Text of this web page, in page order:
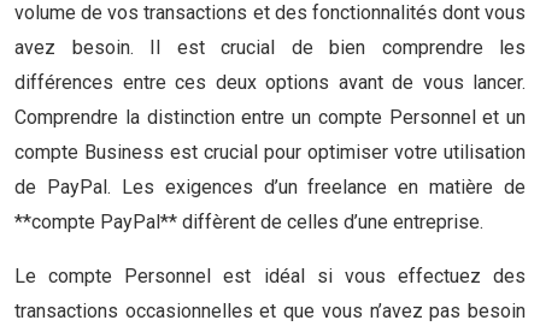
volume de vos transactions et des fonctionnalités dont vous
avez besoin. Il est crucial de bien comprendre les
différences entre ces deux options avant de vous lancer.
Comprendre la distinction entre un compte Personnel et un
compte Business est crucial pour optimiser votre utilisation
de PayPal. Les exigences d’un freelance en matière de
**compte PayPal** diffèrent de celles d’une entreprise.
Le compte Personnel est idéal si vous effectuez des
transactions occasionnelles et que vous n’avez pas besoin